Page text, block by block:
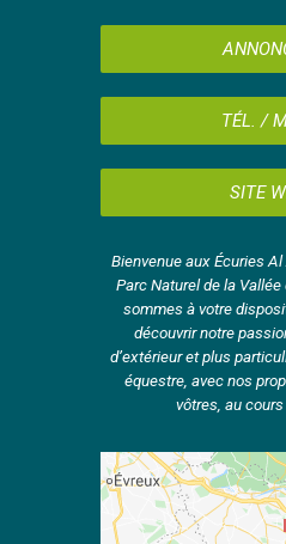
TÉL. /
SITE
Bienvenue aux Écuries
Parc Naturel de la
sommes à votre
découvrir notre
d’extérieur et plus
équestre, avec nos
vôtres, au cours